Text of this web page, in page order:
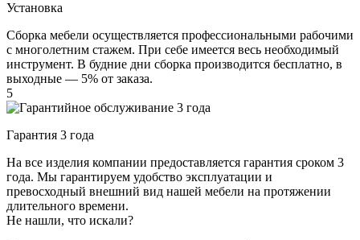
Установка
Сборка мебели осуществляется профессиональными рабочими
с многолетним стажем. При себе имеется весь необходимый
инструмент. В будние дни сборка производится бесплатно, в
выходные — 5% от заказа.
5
Гарантия 3 года
На все изделия компании предоставляется гарантия сроком 3
года. Мы гарантируем удобство эксплуатации и
превосходный внешний вид нашей мебели на протяжении
длительного времени.
Не нашли, что искали?